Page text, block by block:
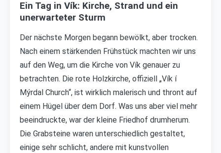
Ein Tag in Vík: Kirche, Strand und ein
unerwarteter Sturm
Der nächste Morgen begann bewölkt, aber trocken.
Nach einem stärkenden Frühstück machten wir uns
auf den Weg, um die Kirche von Vík genauer zu
betrachten. Die rote Holzkirche, offiziell „Vík í
Mýrdal Church“, ist wirklich malerisch und thront auf
einem Hügel über dem Dorf. Was uns aber viel mehr
beeindruckte, war der kleine Friedhof drumherum.
Die Grabsteine waren unterschiedlich gestaltet,
einige sehr schlicht, andere mit kunstvollen